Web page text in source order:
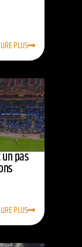
LIRE PLUS
pas
LIRE PLUS